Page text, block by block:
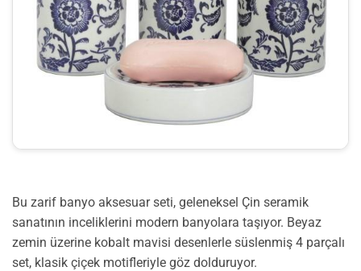
Bu zarif banyo aksesuar seti, geleneksel Çin seramik
sanatının inceliklerini modern banyolara taşıyor. Beyaz
zemin üzerine kobalt mavisi desenlerle süslenmiş 4 parçalı
set, klasik çiçek motifleriyle göz dolduruyor.